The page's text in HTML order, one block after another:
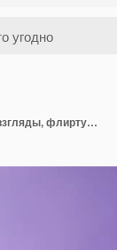
Милая и нежная рыжая девушка делает романтические взгляды, флиртует и хихикает, сладко держится за руки.